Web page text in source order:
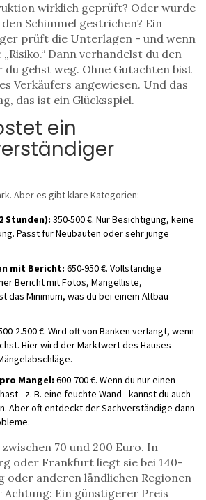
wirklich geprüft? Oder wurde
Schimmel gestrichen? Ein
prüft die Unterlagen - und wenn
Dann verhandelst du den
gehst weg. Ohne Gutachten bist
Verkäufers angewiesen. Und das
das ist ein Glücksspiel.
ein
Aber es gibt klare Kategorien:
Stunden): 350-500 €. Nur Besichtigung, keine
Passt für Neubauten oder sehr junge
mit Bericht: 650-950 €. Vollständige
Bericht mit Fotos, Mängelliste,
das Minimum, was du bei einem Altbau
2.500 €. Wird oft von Banken verlangt, wenn
Hier wird der Marktwert des Hauses
Mangel: 600-700 €. Wenn du nur einen
- z. B. eine feuchte Wand - kannst du auch
Aber oft entdeckt der Sachverständige dann
70 und 200 Euro. In
oder Frankfurt liegt sie bei 140-
oder anderen ländlichen Regionen
Achtung: Ein günstigerer Preis